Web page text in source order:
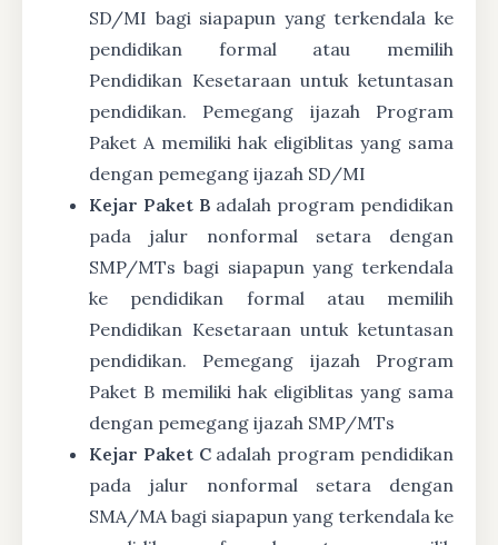
SD/MI bagi siapapun yang terkendala ke
pendidikan formal atau memilih
Pendidikan Kesetaraan untuk ketuntasan
pendidikan. Pemegang ijazah Program
Paket A memiliki hak eligiblitas yang sama
dengan pemegang ijazah SD/MI
Kejar Paket B adalah program pendidikan
pada jalur nonformal setara dengan
SMP/MTs bagi siapapun yang terkendala
ke pendidikan formal atau memilih
Pendidikan Kesetaraan untuk ketuntasan
pendidikan. Pemegang ijazah Program
Paket B memiliki hak eligiblitas yang sama
dengan pemegang ijazah SMP/MTs
Kejar Paket Cadalah program pendidikan
pada jalur nonformal setara dengan
SMA/MA bagi siapapun yang terkendala ke